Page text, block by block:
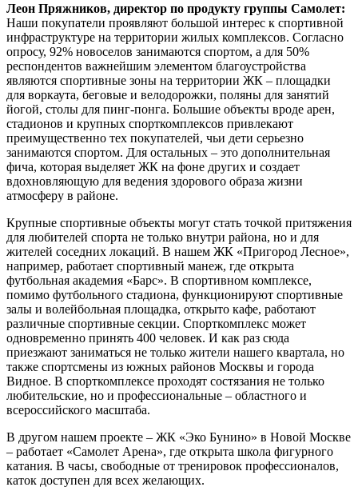
Леон Пряжников, директор по продукту группы Самолет:
Наши покупатели проявляют большой интерес к спортивной
инфраструктуре на территории жилых комплексов. Согласно
опросу, 92% новоселов занимаются спортом, а для 50%
респондентов важнейшим элементом благоустройства
являются спортивные зоны на территории ЖК – площадки
для воркаута, беговые и велодорожки, поляны для занятий
йогой, столы для пинг-понга. Большие объекты вроде арен,
стадионов и крупных спорткомплексов привлекают
преимущественно тех покупателей, чьи дети серьезно
занимаются спортом. Для остальных – это дополнительная
фича, которая выделяет ЖК на фоне других и создает
вдохновляющую для ведения здорового образа жизни
атмосферу в районе.
Крупные спортивные объекты могут стать точкой притяжения
для любителей спорта не только внутри района, но и для
жителей соседних локаций. В нашем ЖК «Пригород Лесное»,
например, работает спортивный манеж, где открыта
футбольная академия «Барс». В спортивном комплексе,
помимо футбольного стадиона, функционируют спортивные
залы и волейбольная площадка, открыто кафе, работают
различные спортивные секции. Спорткомплекс может
одновременно принять 400 человек. И как раз сюда
приезжают заниматься не только жители нашего квартала, но
также спортсмены из южных районов Москвы и города
Видное. В спорткомплексе проходят состязания не только
любительские, но и профессиональные – областного и
всероссийского масштаба.
В другом нашем проекте – ЖК «Эко Бунино» в Новой Москве
– работает «Самолет Арена», где открыта школа фигурного
катания. В часы, свободные от тренировок профессионалов,
каток доступен для всех желающих.